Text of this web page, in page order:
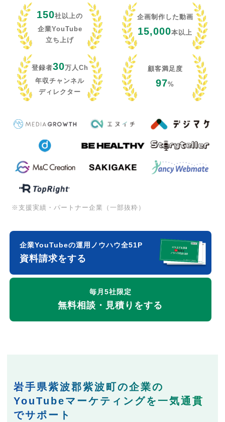
150社以上の
企業YouTube
立ち上げ
企画制作した動画
15,000本以上
登録者30万人Ch
年収チャンネル
ディレクター
顧客満足度
97%
※支援実績・パートナー企業（一部抜粋）
企業YouTubeの運用ノウハウ全51P
資料請求をする
毎月5社限定
無料相談・見積りをする
岩手県紫波郡紫波町の企業の
YouTubeマーケティングを一気通貫
でサポート